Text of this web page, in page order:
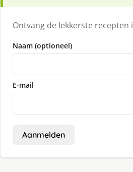
Ontvang de lekkerste recepten
Naam (optioneel)
E-mail
Aanmelden